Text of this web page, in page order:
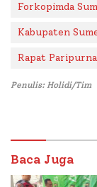
Forkopimda
Kabupaten
Rapat Paripurna
Penulis: Holidi/Tim
Baca Juga